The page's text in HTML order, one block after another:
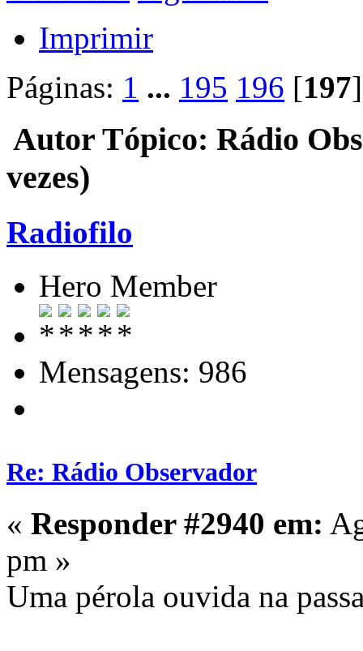
Imprimir
Páginas: 1 ... 195 196 [197
Autor Tópico: Rádio
vezes)
Radiofilo
Hero Member
Mensagens: 986
Re: Rádio Observador
« Responder #2940 em:
pm »
Uma pérola ouvida na